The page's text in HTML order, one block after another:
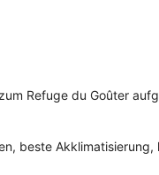
Refuge du Goûter
beste